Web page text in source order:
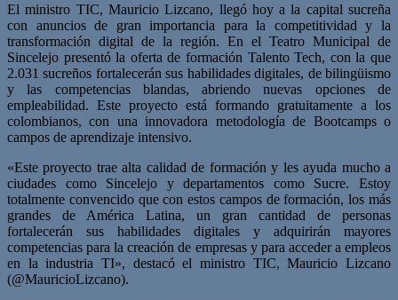
El ministro TIC, Mauricio Lizcano, llegó hoy a la capital sucreña
con anuncios de gran importancia para la competitividad y la
transformación digital de la región. En el Teatro Municipal de
Sincelejo presentó la oferta de formación Talento Tech, con la que
2.031 sucreños fortalecerán sus habilidades digitales, de bilingüismo
y las competencias blandas, abriendo nuevas opciones de
empleabilidad. Este proyecto está formando gratuitamente a los
colombianos, con una innovadora metodología de Bootcamps o
campos de aprendizaje intensivo.
«Este proyecto trae alta calidad de formación y les ayuda mucho a
ciudades como Sincelejo y departamentos como Sucre. Estoy
totalmente convencido que con estos campos de formación, los más
grandes de América Latina, un gran cantidad de personas
fortalecerán sus habilidades digitales y adquirirán mayores
competencias para la creación de empresas y para acceder a empleos
en la industria TI», destacó el ministro TIC, Mauricio Lizcano
(@MauricioLizcano).